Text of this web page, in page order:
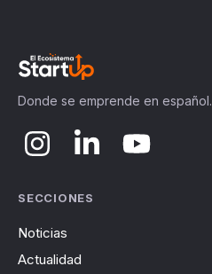
Donde se emprende en español.
SECCIONES
Noticias
Actualidad